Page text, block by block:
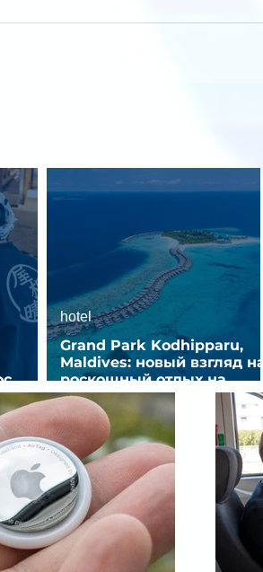
Grand Park Kodhipparu,
Maldives: новый взгляд на
роскошный отдых на
Мальдивах
hotel